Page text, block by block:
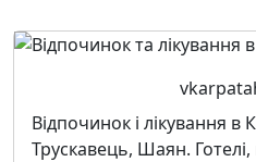
Відпочинок і лікування в
Трускавець, Шаян. Готелі,